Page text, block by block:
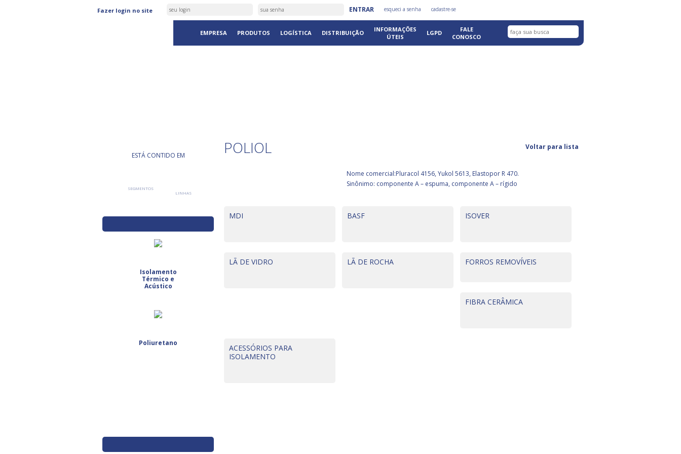
Fazer login no site ENTRAR esqueci a senha cadastre-se
EMPRESA PRODUTOS LOGÍSTICA DISTRIBUIÇÃO
INFORMAÇÕES
ÚTEIS
LGPD
FALE
CONOSCO
ESTÁ CONTIDO EM
SEGMENTOS
LINHAS
Isolamento
Térmico e
Acústico
Poliuretano
Voltar para lista
POLIOL
Nome comercial:Pluracol 4156, Yukol 5613, Elastopor R 470.
Sinônimo: componente A – espuma, componente A – rígido
MDI BASF ISOVER
LÃ DE VIDRO LÃ DE ROCHA FORROS REMOVÍVEIS
FIBRA CERÂMICA
ACESSÓRIOS PARA
ISOLAMENTO